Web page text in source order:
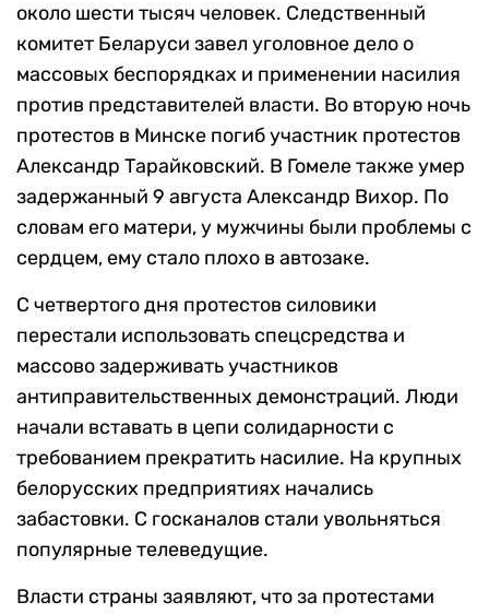
около шести тысяч человек. Следственный
комитет Беларуси завел уголовное дело о
массовых беспорядках и применении насилия
против представителей власти. Во вторую ночь
протестов в Минске погиб участник протестов
Александр Тарайковский. В Гомеле также умер
задержанный 9 августа Александр Вихор. По
словам его матери, у мужчины были проблемы с
сердцем, ему стало плохо в автозаке.
С четвертого дня протестов силовики
перестали использовать спецсредства и
массово задерживать участников
антиправительственных демонстраций. Люди
начали вставать в цепи солидарности с
требованием прекратить насилие. На крупных
белорусских предприятиях начались
забастовки. С госканалов стали увольняться
популярные телеведущие.
Власти страны заявляют, что за протестами